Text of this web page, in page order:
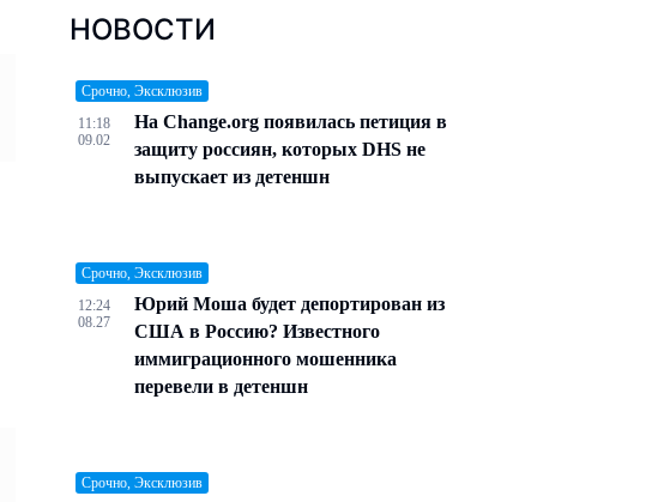
НОВОСТИ
Срочно, Эксклюзив
11:18
09.02
На Change.org появилась петиция в
защиту россиян, которых DHS не
выпускает из детеншн
Срочно, Эксклюзив
12:24
08.27
Юрий Моша будет депортирован из
США в Россию? Известного
иммиграционного мошенника
перевели в детеншн
Срочно, Эксклюзив